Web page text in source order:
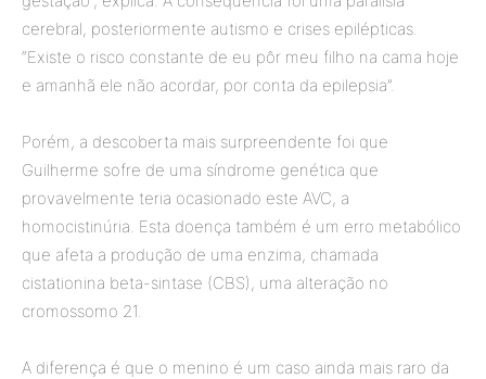
cerebral, posteriormente autismo e crises epilépticas.
“Existe o risco constante de eu pôr meu filho na cama hoje
e amanhã ele não acordar, por conta da epilepsia”.
Porém, a descoberta mais surpreendente foi que
Guilherme sofre de uma síndrome genética que
provavelmente teria ocasionado este AVC, a
homocistinúria. Esta doença também é um erro metabólico
que afeta a produção de uma enzima, chamada
cistationina beta-sintase (CBS), uma alteração no
cromossomo 21.
A diferença é que o menino é um caso ainda mais raro da